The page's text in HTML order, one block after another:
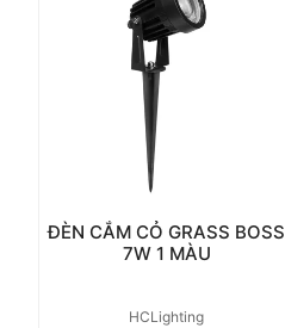
ĐÈN CẮM CỎ GRASS BOSS
7W 1 MÀU
HCLighting